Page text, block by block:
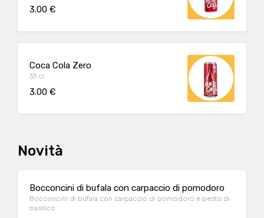
3.00 €
Coca Cola Zero
33 cl
3.00 €
Novità
Bocconcini di bufala con carpaccio di pomodoro
Bocconcini di bufala con carpaccio di pomodoro e pesto di
basilico